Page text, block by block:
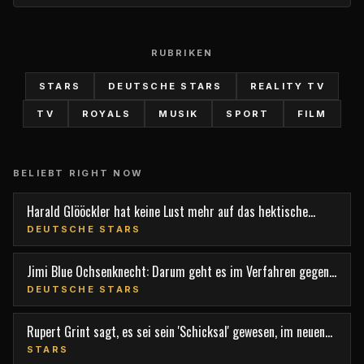
RUBRIKEN
STARS DEUTSCHE STARS REALITY TV
TV ROYALS MUSIK SPORT FILM
BELIEBT RIGHT NOW
Harald Glööckler hat keine Lust mehr auf das hektische
Berlin
DEUTSCHE STARS
Jimi Blue Ochsenknecht: Darum geht es im Verfahren gegen
den TV-Star
DEUTSCHE STARS
Rupert Grint sagt, es sei sein 'Schicksal' gewesen, im neuen
Film 'Nightborn' mitzuspielen
STARS